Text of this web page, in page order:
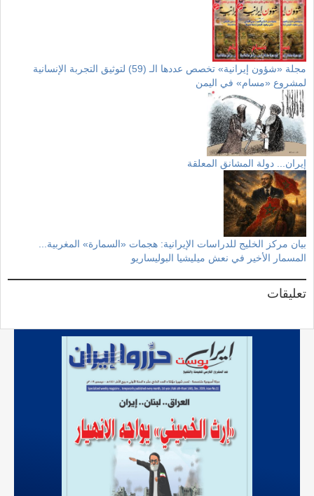
مجلة «شؤون إيرانية» تخصص عددها الـ (59) لتوثيق التجربة الإنسانية
لمشروع «مسام» في اليمن
إيران... دولة المشانق المعلقة
بيان مركز الخليج للدراسات الإيرانية: هجمات «السمارة» المغربية...
المسمار الأخير في نعش ميليشيا البوليساريو
تعليقات